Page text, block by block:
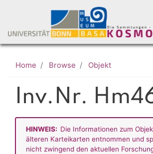
main
content
Home Browse Objekt
Inv.Nr.
HINWEIS: Die Informationen zum
älteren Karteikarten entnommen und
nicht zwingend den aktuellen